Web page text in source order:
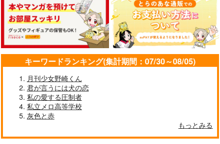
サンプル
作品詳細
サンプル
作品詳細
サンプル
作品詳細
いっぱい笑うキミが好
シナノガワ
キーワードランキング(集計期間：07/30～08/05)
月刊少女野崎くん
君が言うには犬の恋
私の愛する圧制者
私立メロ高等学校
灰色と赤
もっとみる